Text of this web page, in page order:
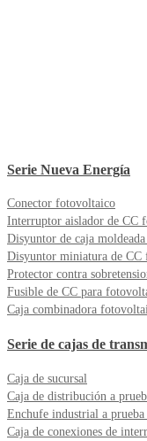
Serie Nueva Energía
Conector fotovoltaico
Interruptor aislador de CC
Disyuntor de caja
Disyuntor miniatura de CC
Protector contra
Fusible de CC para
Caja combinadora
Serie de cajas de
Caja de sucursal
Caja de distribución a
Enchufe industrial a prueba
Caja de conexiones de